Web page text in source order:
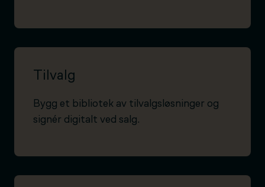
Tilvalg
Bygg et bibliotek av tilvalgsløsninger og
signér digitalt ved salg.